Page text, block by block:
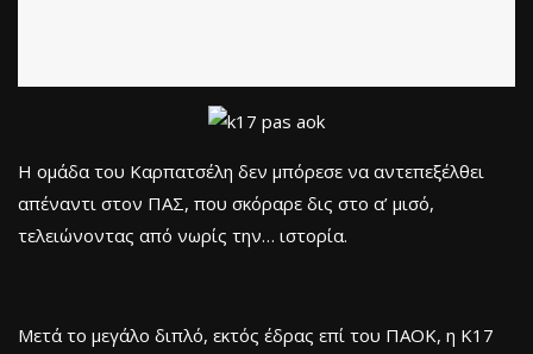
Η ομάδα του Καρπατσέλη δεν μπόρεσε να αντεπεξέλθει
απέναντι στον ΠΑΣ, που σκόραρε δις στο α’ μισό,
τελειώνοντας από νωρίς την… ιστορία.
Μετά το μεγάλο διπλό, εκτός έδρας επί του ΠΑΟΚ, η Κ17